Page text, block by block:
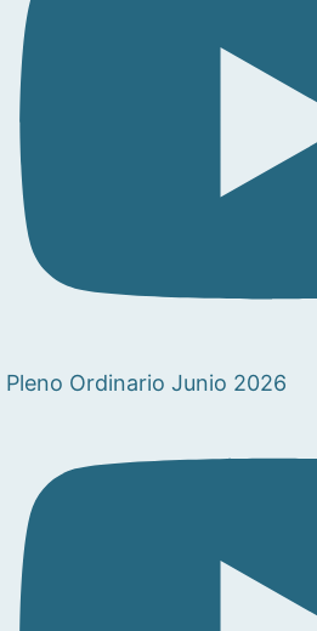
Pleno Ordinario Junio 2026